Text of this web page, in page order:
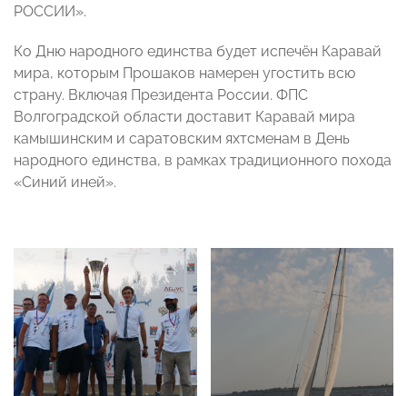
РОССИИ».
Ко Дню народного единства будет испечён Каравай
мира, которым Прошаков намерен угостить всю
страну. Включая Президента России. ФПС
Волгоградской области доставит Каравай мира
камышинским и саратовским яхтсменам в День
народного единства, в рамках традиционного похода
«Синий иней».